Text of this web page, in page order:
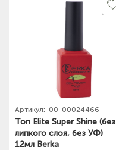
Артикул: 00-00024466
Топ Elite Super Shine (без
липкого слоя, без УФ)
12мл Berka